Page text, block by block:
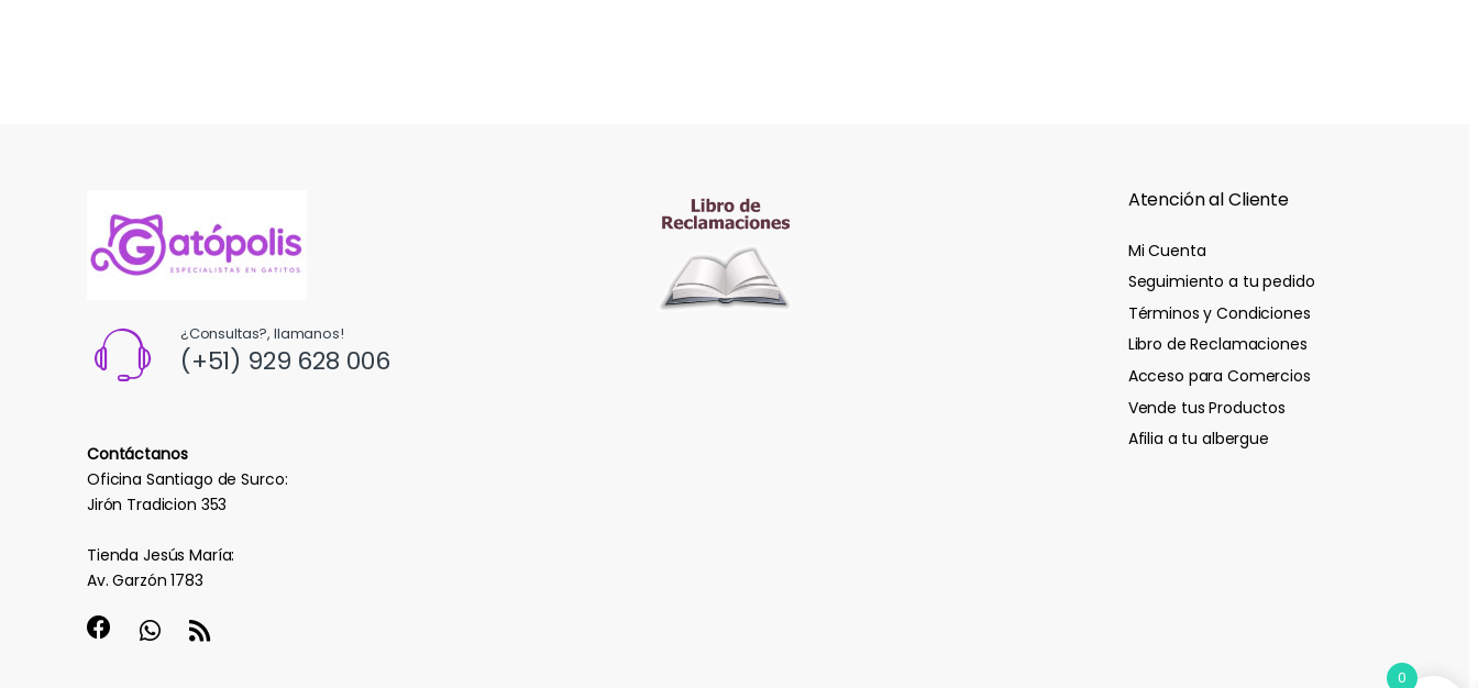
¿Consultas?, llamanos!
(+51) 929 628 006
Contáctanos
Oficina Santiago de Surco:
Jirón Tradicion 353
Tienda Jesús María:
Av. Garzón 1783
Atención al Cliente
Mi Cuenta
Seguimiento a tu pedido
Términos y Condiciones
Libro de Reclamaciones
Acceso para Comercios
Vende tus Productos
Afilia a tu albergue
0